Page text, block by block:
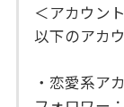
＜アカウン
以下のアカ
・恋愛系ア